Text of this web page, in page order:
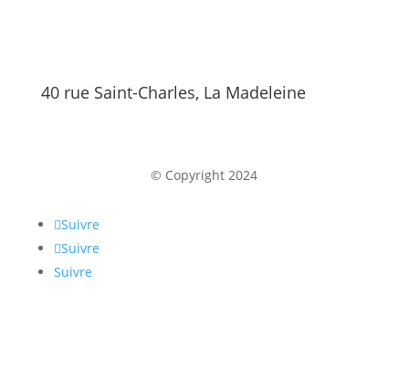
40 rue Saint-Charles, La Madeleine
© Copyright 2024
Suivre
Suivre
Suivre